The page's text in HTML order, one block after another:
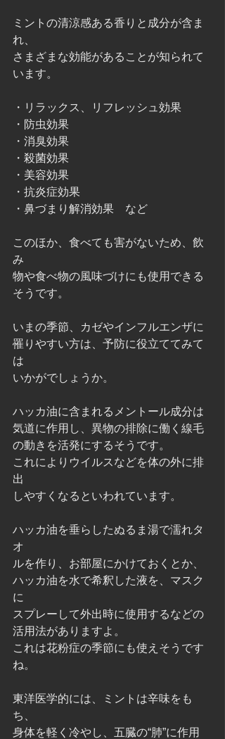
ミントの清涼感ある香りと成分が含ま
れ、
さまざまな効能があることが知られて
います。
・リラックス、リフレッシュ効果
・防虫効果
・消臭効果
・殺菌効果
・美容効果
・抗炎症効果
・鼻づまり解消効果　など
このほか、食べても害がないため、飲
み
物や食べ物の風味づけにも使用できる
そうです。
いまの季節、カゼやインフルエンザに
罹りやすい方は、予防に役立ててみて
は
いかがでしょうか。
ハッカ油に含まれるメントール成分は
気道に作用し、異物の排除に働く線毛
の動きを活発にするそうです。
これによりウイルスなどを体の外に排
出
しやすくなるといわれています。
ハッカ油を垂らしたぬるま湯で濡れタ
オ
ルを作り、お部屋にかけておくとか、
ハッカ油を水で希釈した液を、マスク
に
スプレーして外出時に使用するなどの
活用法がありますよ。
これは花粉症の季節にも使えそうです
ね。
東洋医学的には、ミントは辛味をも
ち、
身体を軽く冷やし、五臓の“肺”に作用